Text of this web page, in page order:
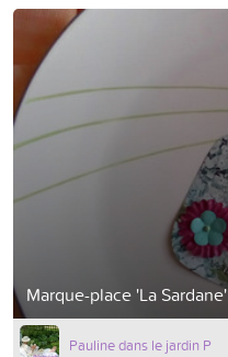
Marque-place 'La Sardane'
Pauline dans le jardin P